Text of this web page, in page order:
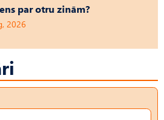
par otru zinām?
2026